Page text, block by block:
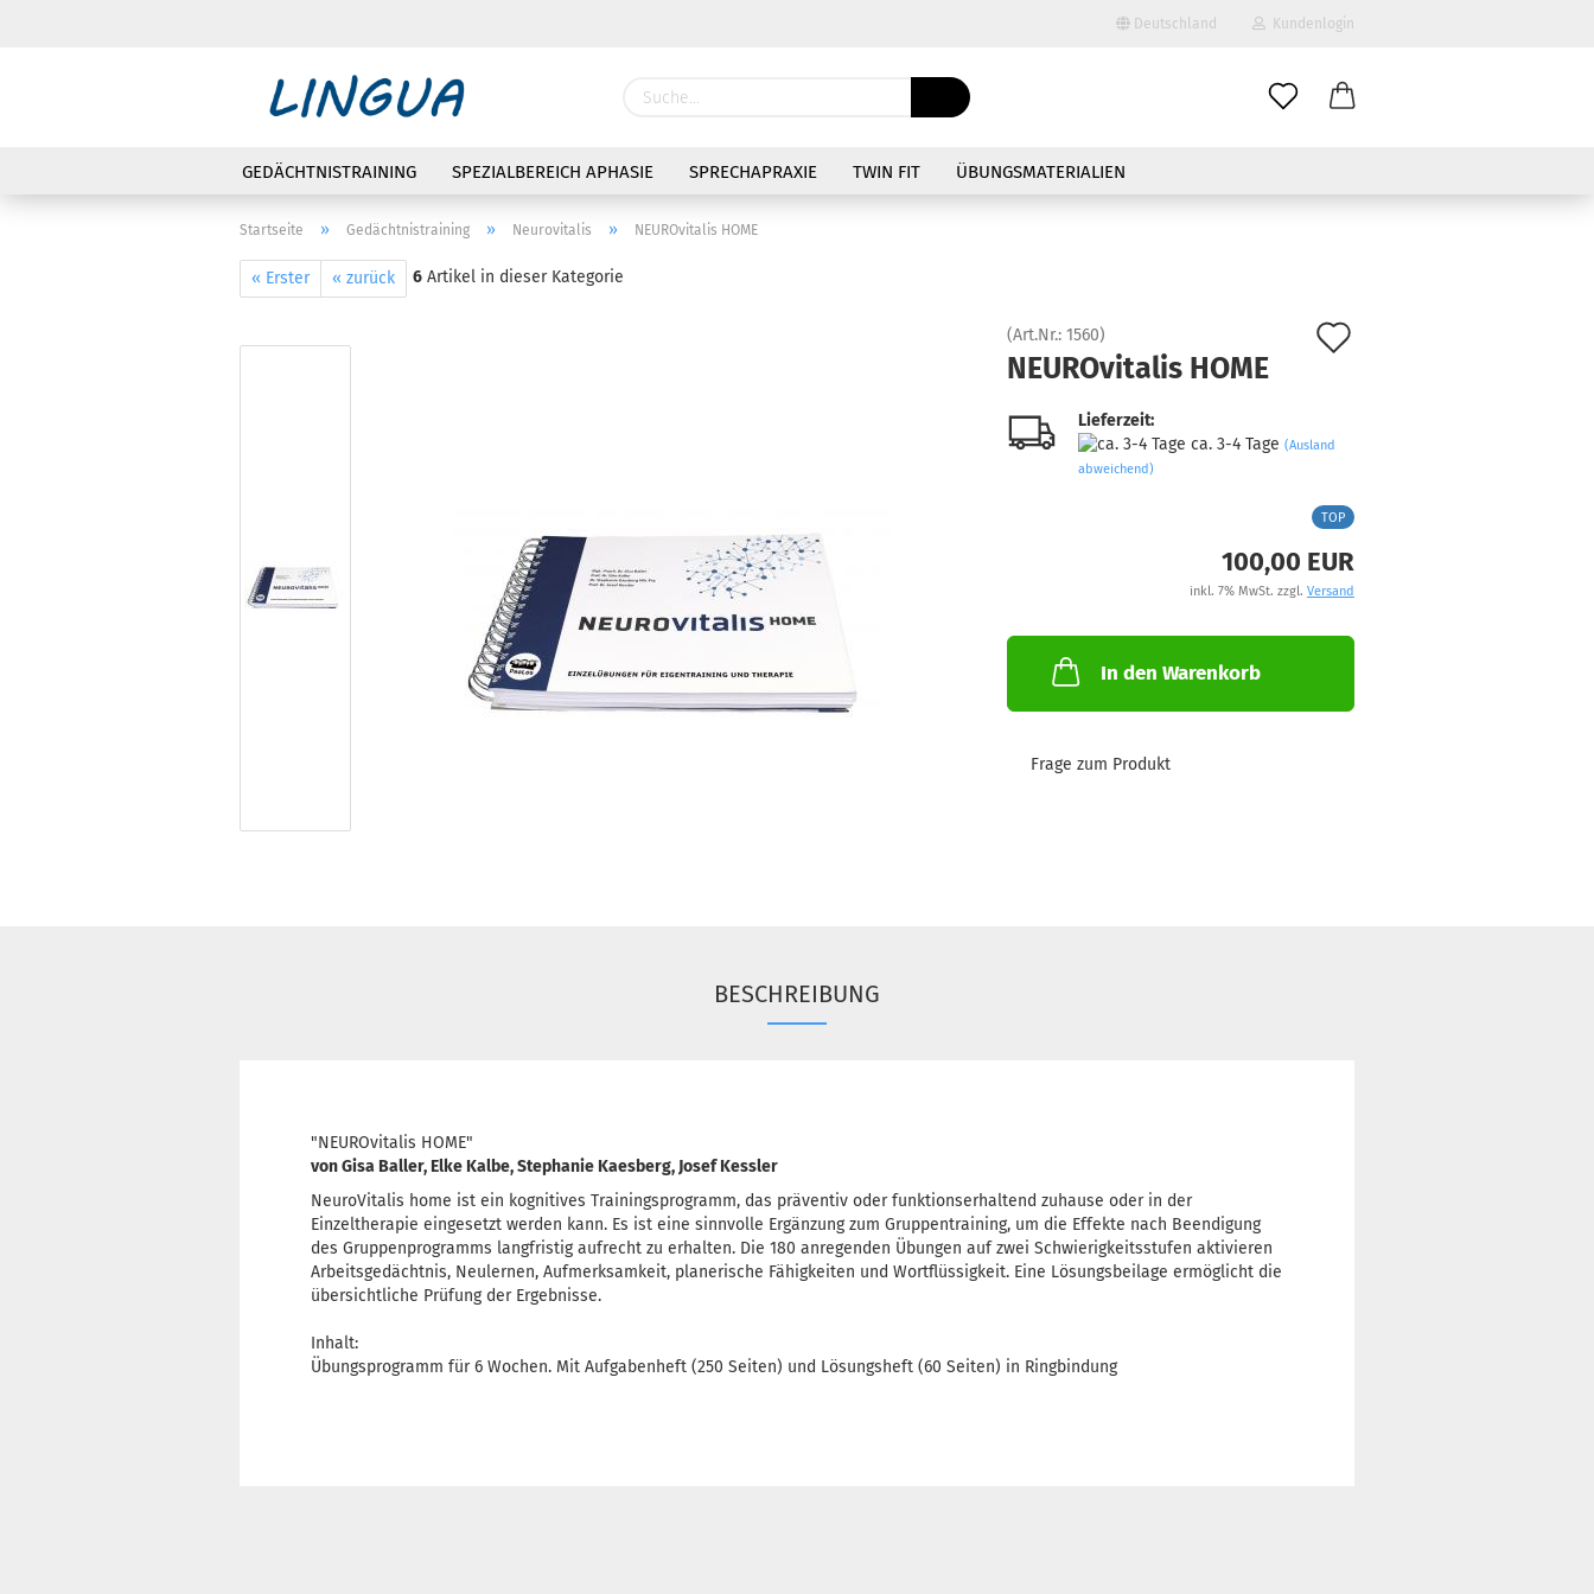
Deutschland
Lieferland
Kundenlogin
Konto erstellen
GEDÄCHTNISTRAINING SPEZIALBEREICH APHASIE SPRECHAPRAXIE TWIN FIT ÜBUNGSMATERIALIEN
Startseite » Gedächtnistraining » Neurovitalis » NEUROvitalis HOME
« Erster « zurück 6 Artikel in dieser Kategorie
(Art.Nr.: 1560)
NEUROvitalis HOME
Lieferzeit:
ca. 3-4 Tage (Ausland
abweichend)
TOP
100,00 EUR
inkl. 7% MwSt. zzgl. Versand
In den Warenkorb
Frage zum Produkt
BESCHREIBUNG
"NEUROvitalis HOME"
von Gisa Baller, Elke Kalbe, Stephanie Kaesberg, Josef Kessler
NeuroVitalis home ist ein kognitives Trainingsprogramm, das präventiv oder funktionserhaltend zuhause oder in der
Einzeltherapie eingesetzt werden kann. Es ist eine sinnvolle Ergänzung zum Gruppentraining, um die Effekte nach Beendigung
des Gruppenprogramms langfristig aufrecht zu erhalten. Die 180 anregenden Übungen auf zwei Schwierigkeitsstufen aktivieren
Arbeitsgedächtnis, Neulernen, Aufmerksamkeit, planerische Fähigkeiten und Wortflüssigkeit. Eine Lösungsbeilage ermöglicht die
übersichtliche Prüfung der Ergebnisse.
Inhalt:
Übungsprogramm für 6 Wochen. Mit Aufgabenheft (250 Seiten) und Lösungsheft (60 Seiten) in Ringbindung